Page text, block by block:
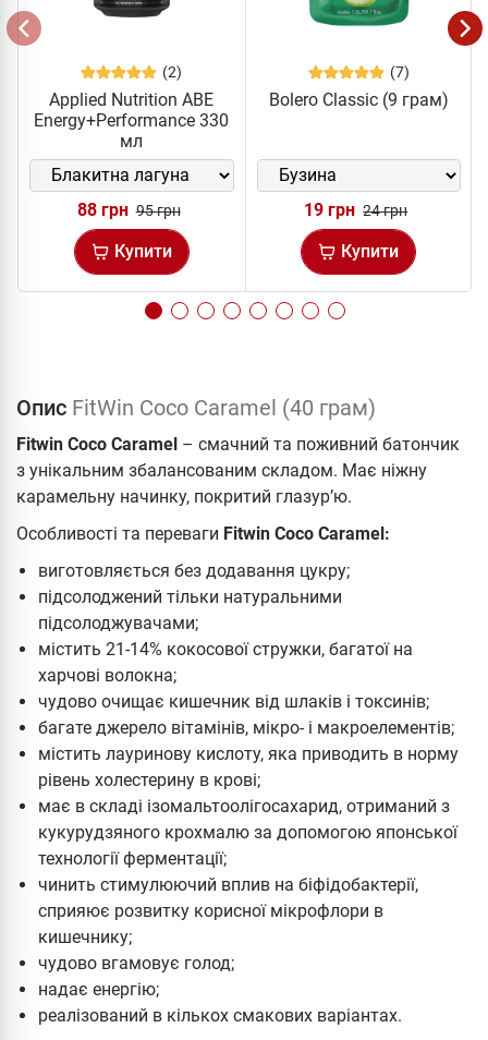
(2)
Applied Nutrition ABE
Energy+Performance 330
мл
88 грн 95 грн
Купити
(7)
Bolero Classic (9 грам)
19 грн 24 грн
Купити
Опис FitWin Coco Caramel (40 грам)
Fitwin Coco Caramel – смачний та поживний батончик
з унікальним збалансованим складом. Має ніжну
карамельну начинку, покритий глазур’ю.
Особливості та переваги Fitwin Coco Caramel:
виготовляється без додавання цукру;
підсолоджений тільки натуральними
підсолоджувачами;
містить 21-14% кокосової стружки, багатої на
харчові волокна;
чудово очищає кишечник від шлаків і токсинів;
багате джерело вітамінів, мікро- і макроелементів;
містить лауринову кислоту, яка приводить в норму
рівень холестерину в крові;
має в складі ізомальтоолігосахарид, отриманий з
кукурудзяного крохмалю за допомогою японської
технології ферментації;
чинить стимулюючий вплив на біфідобактерії,
сприяює розвитку корисної мікрофлори в
кишечнику;
чудово вгамовує голод;
надає енергію;
реалізований в кількох смакових варіантах.